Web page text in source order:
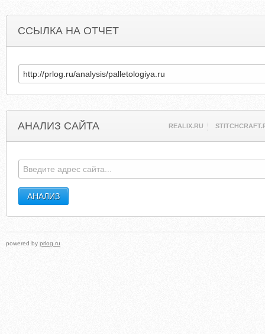
ССЫЛКА НА ОТЧЕТ
АНАЛИЗ САЙТА REALIX.RU
powered by prlog.ru